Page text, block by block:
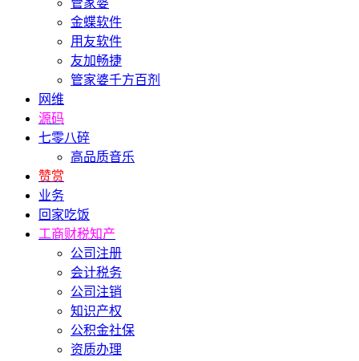
管家婆
金蝶软件
用友软件
友加畅捷
管家婆千方百剂
网维
源码
七零八碎
高品质音乐
赞赏
业务
回家吃饭
工商财税知产
公司注册
会计税务
公司注销
知识产权
公积金社保
资质办理